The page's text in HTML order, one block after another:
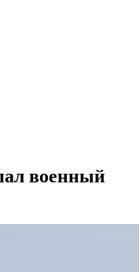
военный